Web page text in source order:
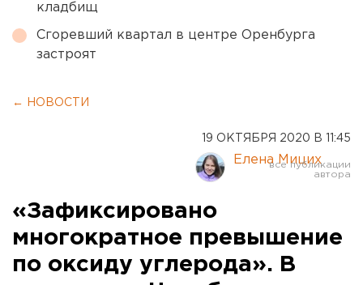
кладбищ
Сгоревший квартал в центре Оренбурга
застроят
← НОВОСТИ
19 ОКТЯБРЯ 2020 В 11:45
Елена Мицих
«Зафиксировано
многократное превышение
по оксиду углерода». В